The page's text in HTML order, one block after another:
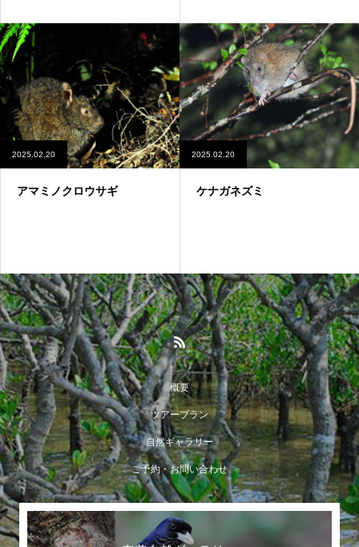
2025.02.20
アマミノクロウサギ
2025.02.20
ケナガネズミ
概要
ツアープラン
自然ギャラリー
ご予約・お問い合わせ